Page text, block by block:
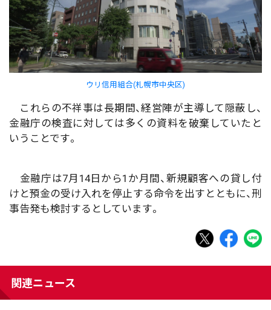
ウリ信用組合(札幌市中央区)
これらの不祥事は長期間、経営陣が主導して隠蔽し、
金融庁の検査に対しては多くの資料を破棄していたと
いうことです。
金融庁は7月14日から1か月間、新規顧客への貸し付
けと預金の受け入れを停止する命令を出すとともに、刑
事告発も検討するとしています。
関連ニュース